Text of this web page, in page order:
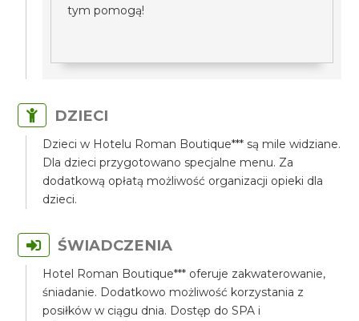
tym pomogą!
DZIECI
Dzieci w Hotelu Roman Boutique*** są mile widziane.
Dla dzieci przygotowano specjalne menu. Za
dodatkową opłatą możliwość organizacji opieki dla
dzieci.
ŚWIADCZENIA
Hotel Roman Boutique*** oferuje zakwaterowanie,
śniadanie. Dodatkowo możliwość korzystania z
posiłków w ciągu dnia. Dostęp do SPA i